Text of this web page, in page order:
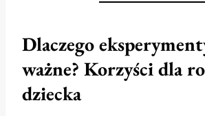
Dlaczego
ważne? Korzyści dla
dziecka